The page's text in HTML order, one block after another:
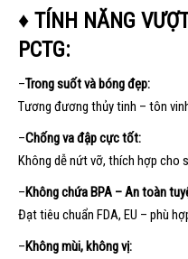
♦ TÍNH NĂNG
PCTG:
–Trong suốt và bóng đẹp:
Tương đương thủy tinh – tôn
–Chống va đập cực tốt:
Không dễ nứt vỡ, thích hợp cho
–Không chứa BPA – An toàn
Đạt tiêu chuẩn FDA, EU – phù
–Không mùi, không vị: